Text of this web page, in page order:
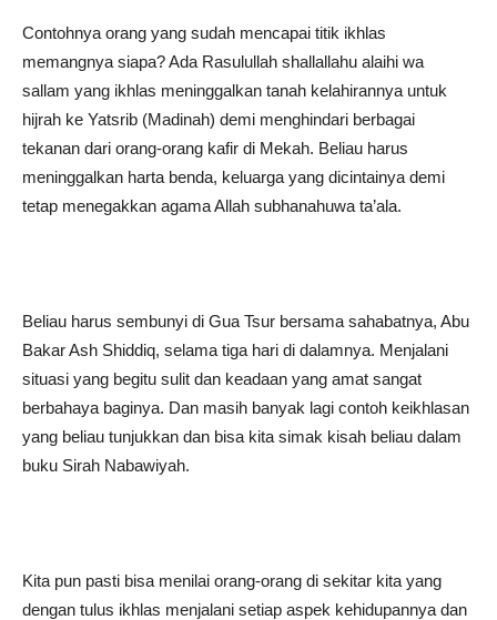
Contohnya orang yang sudah mencapai titik ikhlas
memangnya siapa? Ada Rasulullah shallallahu alaihi wa
sallam yang ikhlas meninggalkan tanah kelahirannya untuk
hijrah ke Yatsrib (Madinah) demi menghindari berbagai
tekanan dari orang-orang kafir di Mekah. Beliau harus
meninggalkan harta benda, keluarga yang dicintainya demi
tetap menegakkan agama Allah subhanahuwa ta’ala.
Beliau harus sembunyi di Gua Tsur bersama sahabatnya, Abu
Bakar Ash Shiddiq, selama tiga hari di dalamnya. Menjalani
situasi yang begitu sulit dan keadaan yang amat sangat
berbahaya baginya. Dan masih banyak lagi contoh keikhlasan
yang beliau tunjukkan dan bisa kita simak kisah beliau dalam
buku Sirah Nabawiyah.
Kita pun pasti bisa menilai orang-orang di sekitar kita yang
dengan tulus ikhlas menjalani setiap aspek kehidupannya dan